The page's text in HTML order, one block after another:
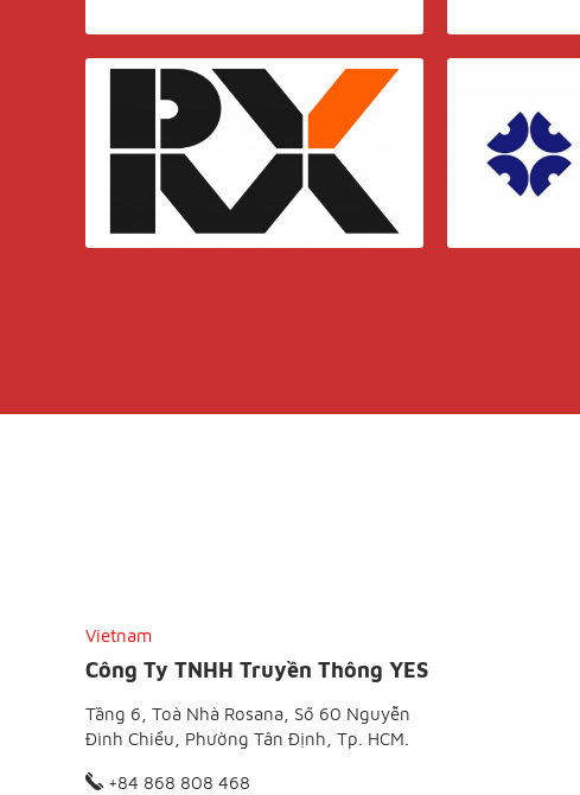
Vietnam
Công Ty TNHH Truyền Thông YES
Tầng 6, Toà Nhà Rosana, Số 60 Nguyễn
Đình Chiểu, Phường Tân Định, Tp. HCM.
+84 868 808 468